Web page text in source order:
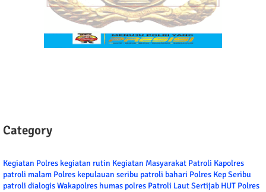
Category
Kegiatan Polres kegiatan rutin Kegiatan Masyarakat Patroli Kapolres
patroli malam Polres kepulauan seribu patroli bahari Polres Kep Seribu
patroli dialogisWakapolres humas polres Patroli LautSertijab HUT Polres